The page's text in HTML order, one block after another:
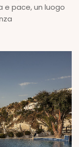
e pace, un luogo